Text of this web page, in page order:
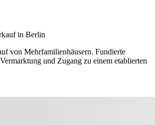
in Berlin
von Mehrfamilienhäusern. Fundierte
und Zugang zu einem etablierten